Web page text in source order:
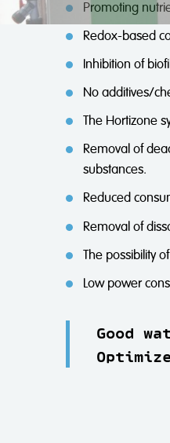
Promoting
Redox-based
Inhibition of
No additives/
The Hortizone
Removal of
substances.
Reduced
Removal of
The possibility
Low power
Good